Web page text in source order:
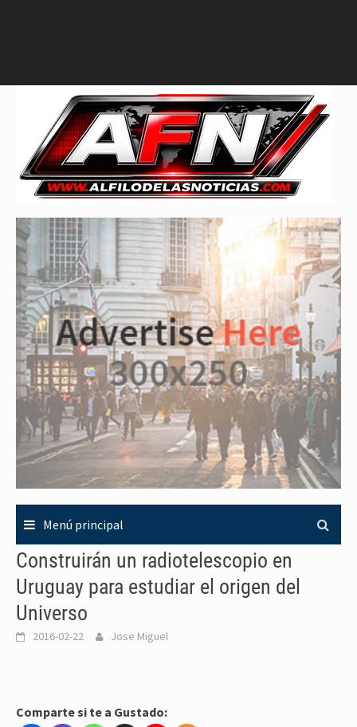
Menú principal
Construirán un radiotelescopio en
Uruguay para estudiar el origen del
Universo
2016-02-22 Jose Miguel
Comparte si te a Gustado: